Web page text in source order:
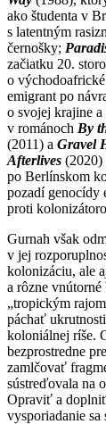
ako študenta v
s latentným
černošky;
začiatku 20.
o
emigrant po
o svojej krajine a
v románoch By
(2011) a Gravel
Afterlives (2020)
po Berlínskom
pozadí genocídy
proti
Gurnah však
v jej
kolonizáciu, ale
a rôzne
„tropickým
páchať
koloniálnej ríše.
bezprostredne
zamlčovať
sústreďovala na
Opraviť a
vysporiadanie